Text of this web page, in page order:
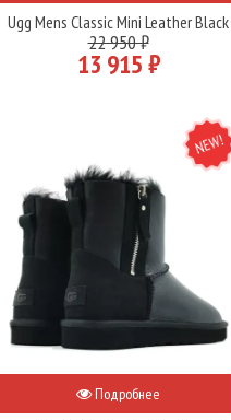
Ugg Mens Classic Mini Leather Black
22 950 ₽
13 915 ₽
NEW
Подробнее